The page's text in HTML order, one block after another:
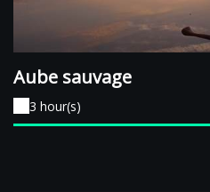
Aube sauvage
3 hour(s)